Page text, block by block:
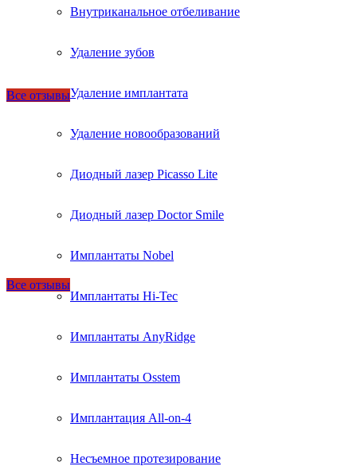
Внутриканальное отбеливание
Удаление зубов
Удаление имплантата
Удаление новообразований
Диодный лазер Picasso Lite
Диодный лазер Doctor Smile
Имплантаты Nobel
Имплантаты Hi-Tec
Имплантаты AnyRidge
Имплантаты Osstem
Имплантация All-on-4
Несъемное протезирование
Все отзывы
Все отзывы